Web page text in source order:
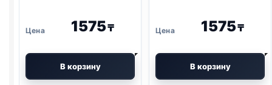
1575₸
В корзину
1575₸
В корзину